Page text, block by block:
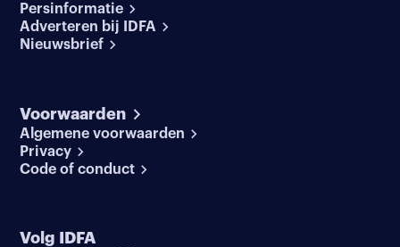
Persinformatie
Adverteren bij IDFA
Nieuwsbrief
Voorwaarden
Algemene voorwaarden
Privacy
Code of conduct
Volg IDFA